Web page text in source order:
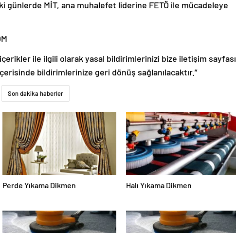
günlerde MİT, ana muhalefet liderine FETÖ ile mücadeleye
ile ilgili olarak yasal bildirimlerinizi bize iletişim sayfası
bildirimlerinize geri dönüş sağlanılacaktır.”
Son dakika haberler
Perde Yıkama Dikmen Halı Yıkama Dikmen